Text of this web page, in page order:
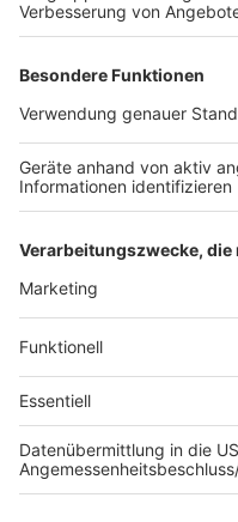
war einfach glücklich",
hat sie eine Torte in
mich damit überrascht,
geweint."
Mit "Circles" zeigt
sie seit Jahren eine
- authentisch,
Autoren: Joachim
Anzeige